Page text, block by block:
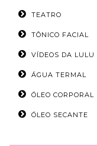
TEATRO
TÔNICO FACIAL
VÍDEOS DA LULU
ÁGUA TERMAL
ÓLEO CORPORAL
ÓLEO SECANTE